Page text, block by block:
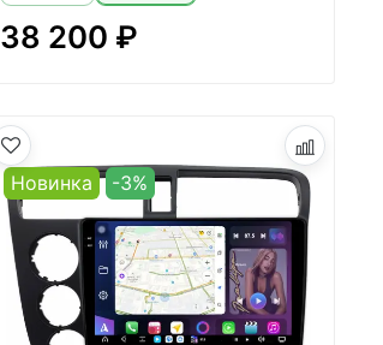
38 200 ₽
Новинка -3%